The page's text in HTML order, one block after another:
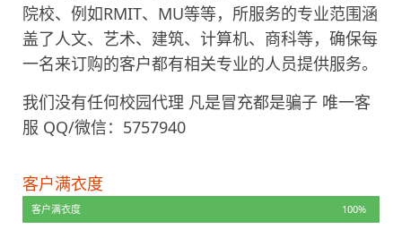
院校、例如RMIT、MU等等，所服务的专业范围涵
盖了人文、艺术、建筑、计算机、商科等，确保每
一名来订购的客户都有相关专业的人员提供服务。
我们没有任何校园代理 凡是冒充都是骗子 唯一客
服 QQ/微信：5757940
客户满衣度
客户满衣度 100%